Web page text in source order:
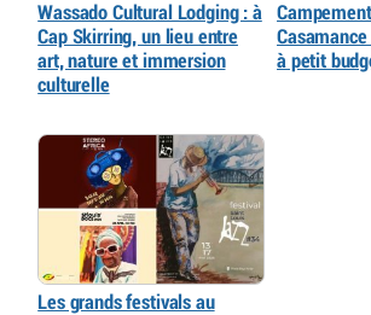
Wassado Cultural Lodging : à
Cap Skirring, un lieu entre
art, nature et immersion
culturelle
à petit
Les grands festivals au